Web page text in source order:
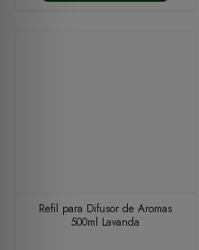
Refil para Difusor de Aromas
500ml Lavanda